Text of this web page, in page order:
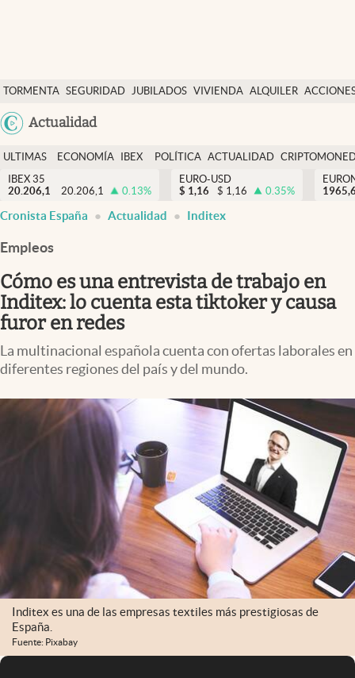
TORMENTA SEGURIDAD JUBILADOS VIVIENDA ALQUILER
USA
Actualidad
Economía y finanzas
Política
Actualidad
Criptomonedas
España
ULTIMAS
NOTICIAS
ECONOMÍA
FINANZAS
IBEX
EURO
POLÍTICA ACTUALIDAD
IBEX 35
20.206,1
20.206,1 0.13%
EURO-USD
$ 1,16 $ 1,16 0.35%
Cronista España Actualidad Inditex
Empleos
Cómo es una entrevista de trabajo en
Inditex: lo cuenta esta tiktoker y causa
furor en redes
La multinacional española cuenta con ofertas laborales en
diferentes regiones del país y del mundo.
Inditex es una de las empresas textiles más prestigiosas de
España.
Fuente: Pixabay